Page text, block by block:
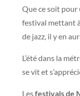
Que ce soit pour
festival mettant
de jazz, il y en
L’été dans la
se vit et
Lesfestivals de